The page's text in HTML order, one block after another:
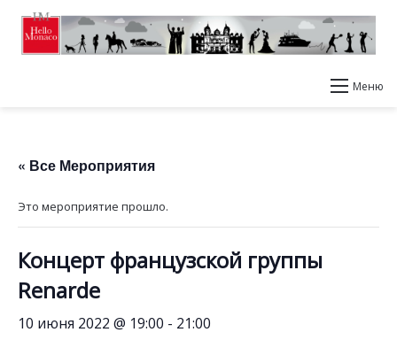
Меню
« Все Мероприятия
Это мероприятие прошло.
Концерт французской группы
Renarde
10 июня 2022 @ 19:00 - 21:00